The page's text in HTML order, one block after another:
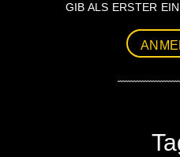
GIB ALS ERSTER